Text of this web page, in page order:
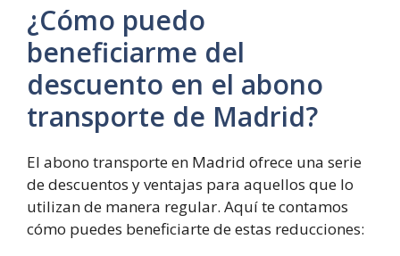
¿Cómo puedo
beneficiarme del
descuento en el abono
transporte de Madrid?
El abono transporte en Madrid ofrece una serie
de descuentos y ventajas para aquellos que lo
utilizan de manera regular. Aquí te contamos
cómo puedes beneficiarte de estas reducciones: